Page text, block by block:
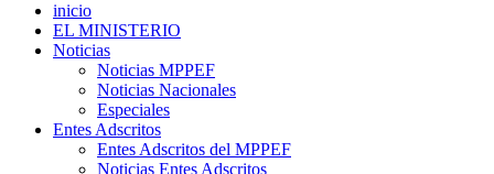
inicio
EL MINISTERIO
Noticias
Noticias MPPEF
Noticias Nacionales
Especiales
Entes Adscritos
Entes Adscritos del MPPEF
Noticias Entes Adscritos